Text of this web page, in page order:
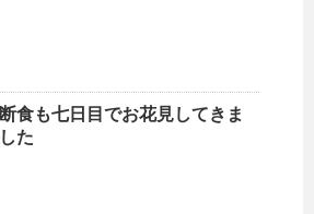
断食も七日目でお花見してきま
した